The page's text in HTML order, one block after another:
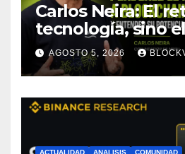
Carlos Neira: El
tecnología, sino
entenderla
AGOSTO 5, 2026
ACTUALIDAD ANALISIS COMUNIDAD